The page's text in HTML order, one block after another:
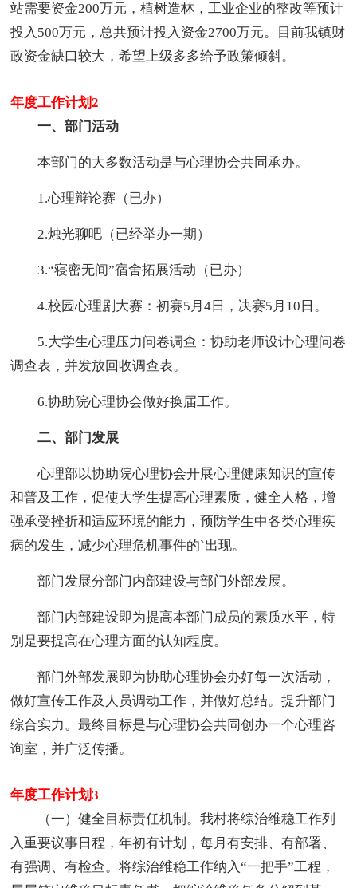
站需要资金200万元，植树造林，工业企业的整改等预计
投入500万元，总共预计投入资金2700万元。目前我镇财
政资金缺口较大，希望上级多多给予政策倾斜。
年度工作计划2
一、部门活动
本部门的大多数活动是与心理协会共同承办。
1.心理辩论赛（已办）
2.烛光聊吧（已经举办一期）
3.“寝密无间”宿舍拓展活动（已办）
4.校园心理剧大赛：初赛5月4日，决赛5月10日。
5.大学生心理压力问卷调查：协助老师设计心理问卷
调查表，并发放回收调查表。
6.协助院心理协会做好换届工作。
二、部门发展
心理部以协助院心理协会开展心理健康知识的宣传
和普及工作，促使大学生提高心理素质，健全人格，增
强承受挫折和适应环境的能力，预防学生中各类心理疾
病的发生，减少心理危机事件的`出现。
部门发展分部门内部建设与部门外部发展。
部门内部建设即为提高本部门成员的素质水平，特
别是要提高在心理方面的认知程度。
部门外部发展即为协助心理协会办好每一次活动，
做好宣传工作及人员调动工作，并做好总结。提升部门
综合实力。最终目标是与心理协会共同创办一个心理咨
询室，并广泛传播。
年度工作计划3
（一）健全目标责任机制。我村将综治维稳工作列
入重要议事日程，年初有计划，每月有安排、有部署、
有强调、有检查。将综治维稳工作纳入“一把手”工程，